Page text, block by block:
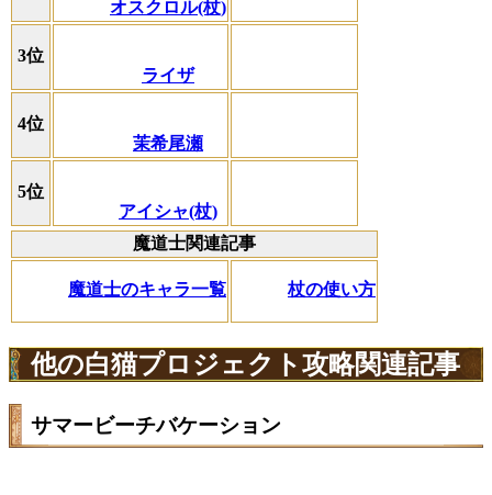
オスクロル(杖)
3位
ライザ
4位
茉希尾瀬
5位
アイシャ(杖)
魔道士関連記事
魔道士のキャラ一覧 杖の使い方
他の白猫プロジェクト攻略関連記事
サマービーチバケーション